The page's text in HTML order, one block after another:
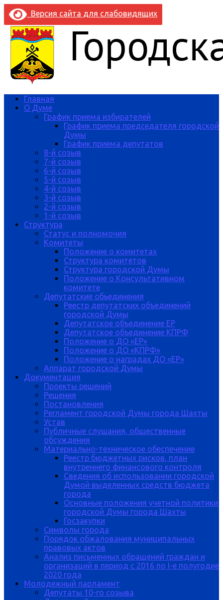
Версия сайта для слабовидящих
Главная
О Думе
График приема избирателей
График приема председателя городской
Думы
График приема депутатов
8-й созыв
7-й созыв
6-й созыв
5-й созыв
4-й созыв
3-й созыв
2-й созыв
1-й созыв
Структура
Статус и полномочия
Комитеты
Положение о комитетах
Структура комитетов
Структура городской Думы
Положение о Консультативном
комитете
Депутатские обьединения
Реестр депутатских объединений
городской Думы
Депутатское объединение ЕР
Депутатское объединение КПРФ
Положение о ДО «ЕР»
Положение о ДО «КПРФ»
Положение о наградах ДО «ЕР»
Аппарат городской Думы
Документация
Проекты решений
Решения
Постановления
Регламент городской Думы города Шахты
Устав
Публичные слушания, общественные
обсуждения
Материально-техническое обеспечение
Реестр бюджетных рисков, план
внутреннего финансового контроля
Сведения об использовании городской
Думой выделенных средств бюджета
города
Основные положения учетной политики
городской Думы города Шахты
Госзакупки
Символы города
Порядок обжалования муниципальных
правовых актов
Анализ письменных обращений граждан и
организаций в период с 2016 по I-е полугодие
2020 года
Молодежный парламент
Депутаты 10-го созыва